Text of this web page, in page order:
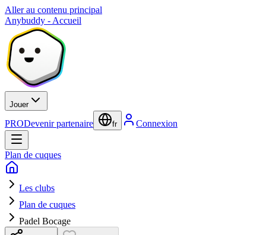
Aller au contenu principal
Anybuddy - Accueil
Jouer
PRODevenir partenaire fr Connexion
Plan de cuques
Les clubs
Plan de cuques
Padel Bocage